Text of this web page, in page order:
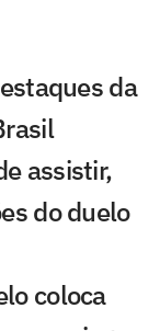
da
assistir,
do duelo
coloca